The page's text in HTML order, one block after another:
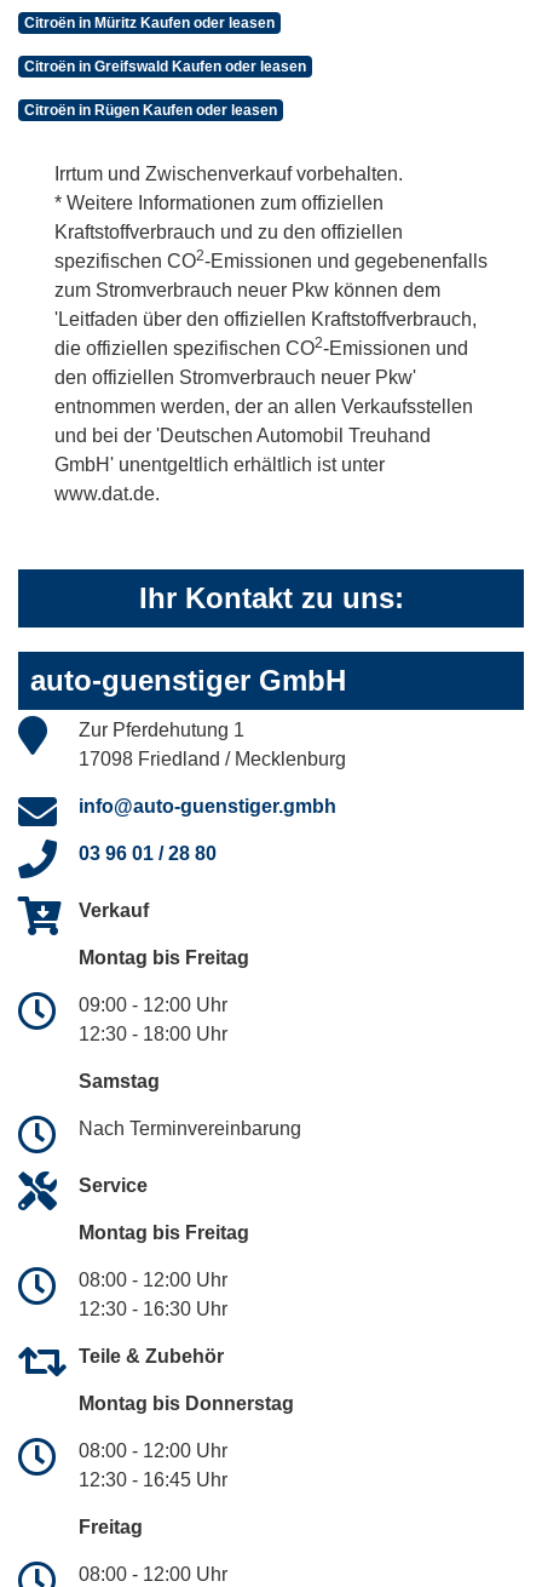
Citroën in Müritz Kaufen oder leasen
Citroën in Greifswald Kaufen oder leasen
Citroën in Rügen Kaufen oder leasen
Irrtum und Zwischenverkauf vorbehalten.
* Weitere Informationen zum offiziellen
Kraftstoffverbrauch und zu den offiziellen
spezifischen CO2-Emissionen und gegebenenfalls
zum Stromverbrauch neuer Pkw können dem
'Leitfaden über den offiziellen Kraftstoffverbrauch,
die offiziellen spezifischen CO2-Emissionen und
den offiziellen Stromverbrauch neuer Pkw'
entnommen werden, der an allen Verkaufsstellen
und bei der 'Deutschen Automobil Treuhand
GmbH' unentgeltlich erhältlich ist unter
www.dat.de.
Ihr Kontakt zu uns:
auto-guenstiger GmbH
Zur Pferdehutung 1
17098 Friedland / Mecklenburg
info@auto-guenstiger.gmbh
03 96 01 / 28 80
Verkauf
Montag bis Freitag
09:00 - 12:00 Uhr
12:30 - 18:00 Uhr
Samstag
Nach Terminvereinbarung
Service
Montag bis Freitag
08:00 - 12:00 Uhr
12:30 - 16:30 Uhr
Teile & Zubehör
Montag bis Donnerstag
08:00 - 12:00 Uhr
12:30 - 16:45 Uhr
Freitag
08:00 - 12:00 Uhr